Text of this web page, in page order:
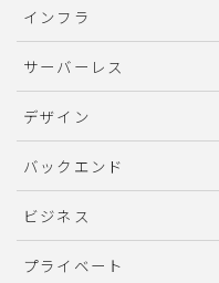
インフラ
サーバーレス
デザイン
バックエンド
ビジネス
プライベート